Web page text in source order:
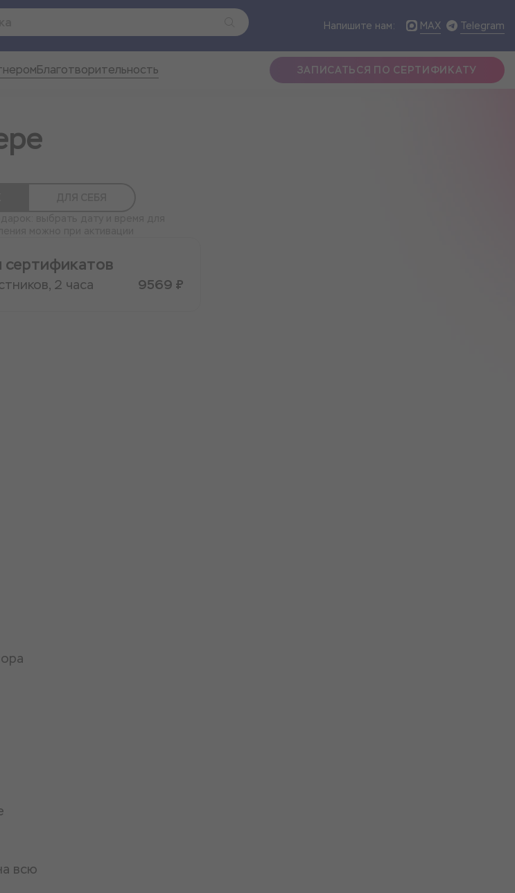
Напишите нам: MAX Telegram
Благотворительность ЗАПИСАТЬСЯ ПО СЕРТИФИКАТУ
сертификатов
2 часа 9569 ₽
всю